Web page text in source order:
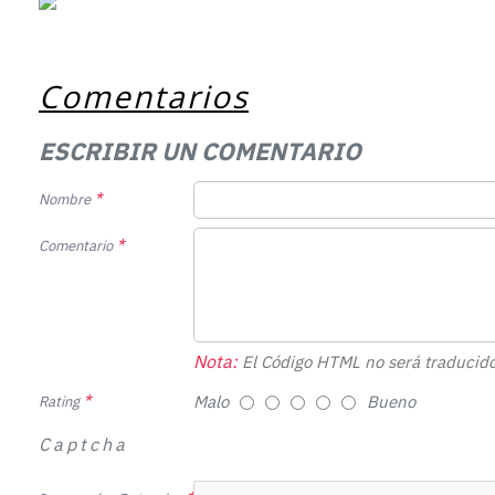
Comentarios
ESCRIBIR UN COMENTARIO
Nombre
Comentario
Nota:El Código HTML no será
Rating Malo Bueno
Captcha